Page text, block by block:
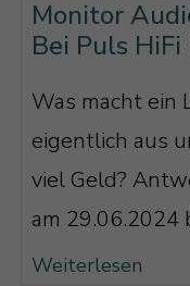
Monitor
Bei Puls
Was macht ein
eigentlich aus
viel Geld?
am 29.06.2024
Weiterlesen